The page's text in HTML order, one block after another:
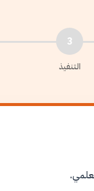
3
التنفيذ